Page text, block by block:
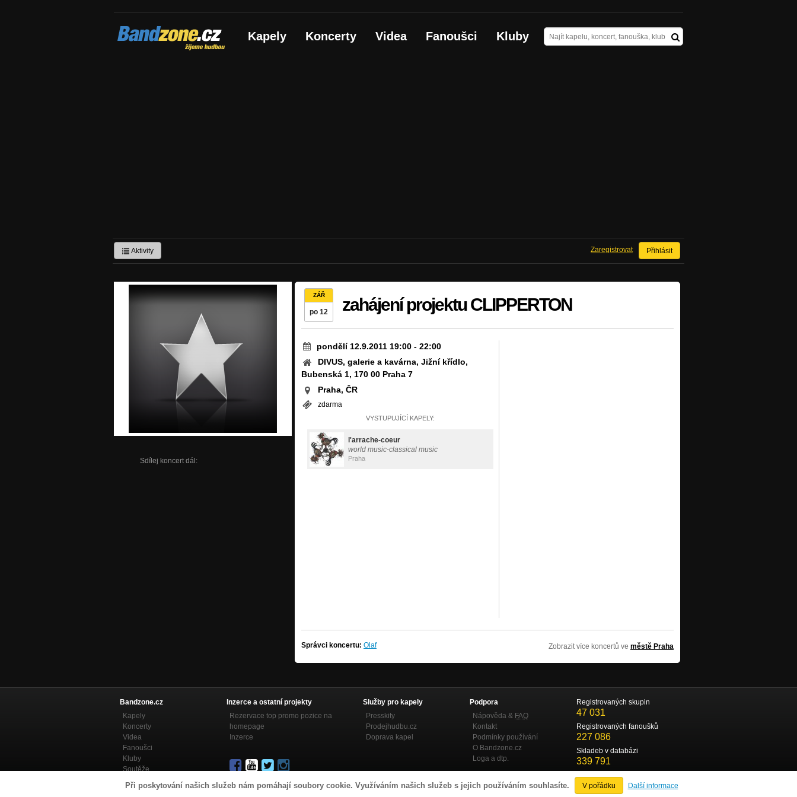
Při poskytování našich služeb nám pomáhají soubory cookie. Využíváním našich služeb s jejich používáním souhlasíte. V pořádku Další informace
Bandzone.cz
žijeme hudbou Kapely Koncerty Videa Fanoušci Kluby
Aktivity Přihlásit
Zaregistrovat
Sdílej koncert dál:
ZÁŘ
po 12 zahájení projektu CLIPPERTON
pondělí 12.9.2011 19:00 - 22:00
DIVUS, galerie a kavárna, Jižní křídlo,
Bubenská 1, 170 00 Praha 7
Praha, ČR
zdarma
VYSTUPUJÍCÍ KAPELY:
l'arrache-coeur
world music-classical music
Praha
Správci koncertu: Olaf Zobrazit více koncertů ve městě Praha
Bandzone.cz
Kapely
Koncerty
Videa
Fanoušci
Kluby
Soutěže
Bandzone.cz blog
Inzerce a ostatní projekty
Rezervace top promo pozice na
homepage
Inzerce
Služby pro kapely
Presskity
Prodejhudbu.cz
Doprava kapel
Podpora
Nápověda & FAQ
Kontakt
Podmínky používání
O Bandzone.cz
Loga a dtp.
Registrovaných skupin
47 031
Registrovaných fanoušků
227 086
Skladeb v databázi
339 791